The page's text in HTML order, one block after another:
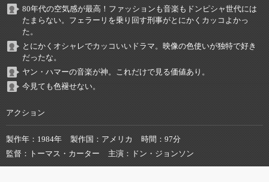
80年代の空気感が最高！ファッションも音楽もドンピシャ世代には
たまらない。フェラーリを乗り回す刑事がとにかくカッコよかっ
た。
とにかくオシャレでカッコいいドラマ。映像の色使いが独特で好き
だったな。
ヤン・ハマーの音楽が神。これだけで見る価値あり。
今見ても色褪せない。
アクション
製作年 1984年 製作国 アメリカ 時間
97分
監督
トーマス・カーター 主演 ドン・ジョンソン